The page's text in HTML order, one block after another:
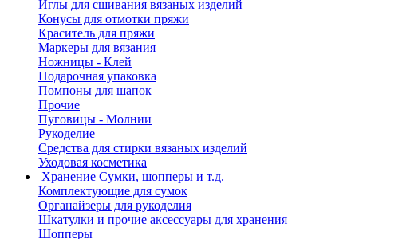
Иглы для сшивания вязаных изделий
Конусы для отмотки пряжи
Краситель для пряжи
Маркеры для вязания
Ножницы - Клей
Подарочная упаковка
Помпоны для шапок
Прочие
Пуговицы - Молнии
Рукоделие
Средства для стирки вязаных изделий
Уходовая косметика
Хранение Сумки, шопперы и т.д.
Комплектующие для сумок
Органайзеры для рукоделия
Шкатулки и прочие аксессуары для хранения
Шопперы